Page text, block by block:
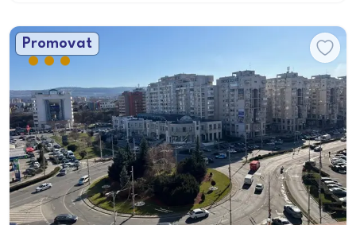
Promovat